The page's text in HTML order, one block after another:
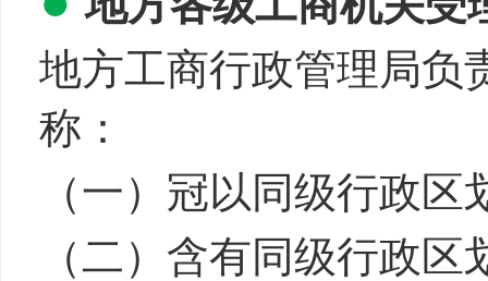
地方工商行政管理局负
称：
（一）冠以同级行政区
（二）含有同级行政